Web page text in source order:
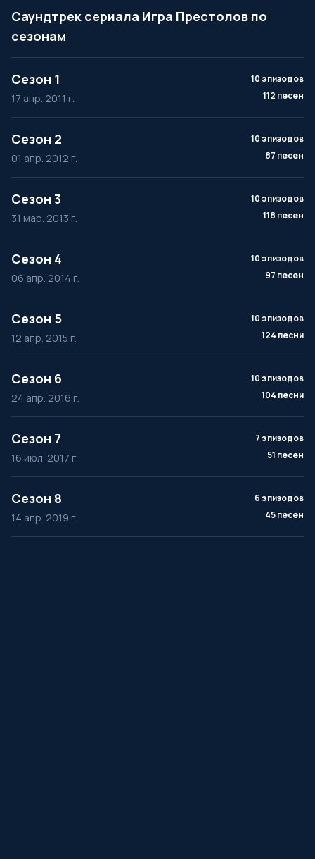
Саундтрек сериала Игра Престолов по
сезонам
Сезон 1
17 апр. 2011 г.
10 эпизодов
112 песен
Сезон 2
01 апр. 2012 г.
10 эпизодов
87 песен
Сезон 3
31 мар. 2013 г.
10 эпизодов
118 песен
Сезон 4
06 апр. 2014 г.
10 эпизодов
97 песен
Сезон 5
12 апр. 2015 г.
10 эпизодов
124 песни
Сезон 6
24 апр. 2016 г.
10 эпизодов
104 песни
Сезон 7
16 июл. 2017 г.
7 эпизодов
51 песен
Сезон 8
14 апр. 2019 г.
6 эпизодов
45 песен